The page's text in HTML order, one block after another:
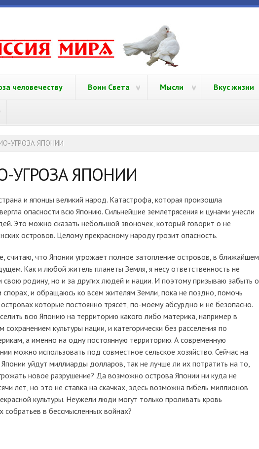
человечеству Воин Света Мысли Вкус жизни
УГРОЗА ЯПОНИИ
УГРОЗА ЯПОНИИ
и японцы великий народ. Катастрофа, которая произошла
опасности всю Японию. Сильнейшие землетрясения и цунами унесли
Это можно сказать небольшой звоночек, который говорит о не
островов. Целому прекрасному народу грозит опасность.
считаю, что Японии угрожает полное затопление островов, в ближайшем
Как и любой житель планеты Земля, я несу ответственность не
свою родину, но и за других людей и нации. И поэтому призываю забыть о
спорах, и обращаюсь ко всем жителям Земли, пока не поздно, помочь
которые постоянно трясёт, по-моему абсурдно и не безопасно.
всю Японию на территорию какого либо материка, например в
сохранением культуры нации, и категорически без расселения по
а именно на одну постоянную территорию. А современную
можно использовать под совместное сельское хозяйство. Сейчас на
уйдут миллиарды долларов, так не лучше ли их потратить на то,
новое разрушение? Да возможно острова Японии ни куда не
лет, но это не ставка на скачках, здесь возможна гибель миллионов
культуры. Неужели люди могут только проливать кровь
собратьев в бессмысленных войнах?